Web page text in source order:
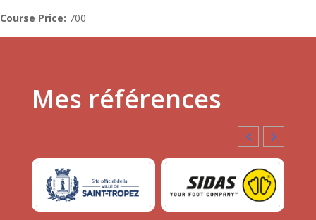
Course Price: 700
Mes références